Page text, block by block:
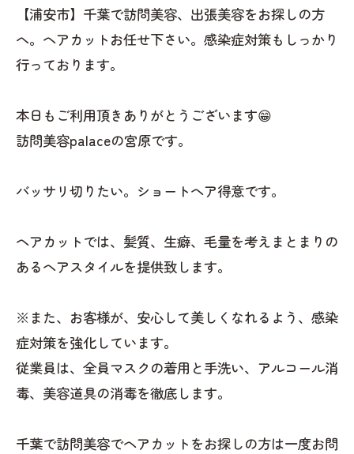
【浦安市】千葉で訪問美容、出張美容をお探しの方
へ。ヘアカットお任せ下さい。感染症対策もしっかり
行っております。
本日もご利用頂きありがとうございます😁
訪問美容palaceの宮原です。
バッサリ切りたい。ショートヘア得意です。
ヘアカットでは、髪質、生癖、毛量を考えまとまりの
あるヘアスタイルを提供致します。
※また、お客様が、安心して美しくなれるよう、感染
症対策を強化しています。
従業員は、全員マスクの着用と手洗い、アルコール消
毒、美容道具の消毒を徹底します。
千葉で訪問美容でヘアカットをお探しの方は一度お問